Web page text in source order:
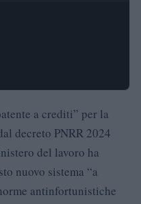
a crediti” per la
decreto PNRR 2024
del lavoro ha
nuovo sistema “a
antinfortunistiche